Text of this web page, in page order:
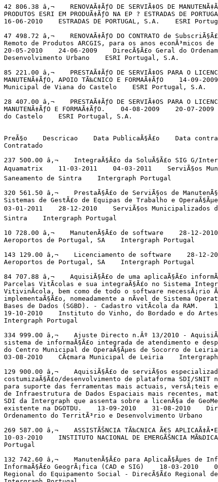
42 806.38 â‚¬    RENOVAÃ‡ÃƒO DE SERVIÃ‡OS DE
PRODUTOS ESRI EM PRODUÃ‡ÃƒO NA EP ? ESTRADAS DE
16-06-2010    ESTRADAS DE PORTUGAL, S.A.    ESRI
47 498.72 â‚¬    RENOVAÃ‡ÃƒO DO CONTRATO de
Remoto de Produtos ARCGIS, para os anos
20-05-2010    24-06-2009    DirecÃ§Ã£o Geral do
Desenvolvimento Urbano    ESRI Portugal, S.A.
85 221.00 â‚¬    PRESTAÃ‡ÃƒO DE SERVIÃ‡OS PARA O
MANUTENÃ‡ÃƒO, APOIO TÃ‰CNICO E FORMAÃ‡ÃƒO    14-
Municipal de Viana do Castelo    ESRI Portugal, S.A.
28 407.00 â‚¬    PRESTAÃ‡ÃƒO DE SERVIÃ‡OS PARA O
MANUTENÃ‡ÃƒO E FORMAÃ‡ÃƒO.    04-08-2009    20-07-
do Castelo    ESRI Portugal, S.A.
PreÃ§o    Descricao    Data PublicaÃ§Ã£o    Data
Contratado
237 500.00 â‚¬    IntegraÃ§Ã£o da SoluÃ§Ã£o SIG G/
Aquamatrix    11-03-2011    04-03-2011    ServiÃ§os
Saneamento de Sintra    Intergraph Portugal
320 561.50 â‚¬    PrestaÃ§Ã£o de ServiÃ§os de
Sistemas de GestÃ£o de Equipas de Trabalho e
03-01-2011    28-12-2010    ServiÃ§os Municipalizados
Sintra    Intergraph Portugal
10 728.00 â‚¬    ManutenÃ§Ã£o de software    28-12-
Aeroportos de Portugal, SA    Intergraph Portugal
143 129.00 â‚¬    Licenciamento de software    28-12-
Aeroportos de Portugal, SA    Intergraph Portugal
84 707.88 â‚¬    AquisiÃ§Ã£o de uma aplicaÃ§Ã£o
Parcelas VitÃ­colas e sua integraÃ§Ã£o no Sistema
VitivinÃ­cola, bem como de todo o software necessÃ¡rio
implementaÃ§Ã£o, nomeadamente a nÃ­vel de Sistema
Bases de Dados (SGBD). - Cadastro vitÃ­cola da RAM.
19-10-2010    Instituto do Vinho, do Bordado e do
Intergraph Portugal
334 999.00 â‚¬    Ajuste Directo n.Âº 13/2010 -
sistema de informaÃ§Ã£o integrada de atendimento e
do Centro Municipal de OperaÃ§Ãµes de Socorro de
03-08-2010    CÃ¢mara Municipal de Leiria
129 900.00 â‚¬    AquisiÃ§Ã£o de serviÃ§os
costumizaÃ§Ã£o/desenvolvimento de plataforma SDI/SNIT
para suporte das ferramentas mais actuais,
de Infraestrutura de Dados Espaciais mais recentes,
SDI da Intergraph que assenta sobre a licenÃ§a de
existente na DGOTDU.    13-09-2010    31-08-2010
Ordenamento do TerritÃ³rio e Desenvolvimento Urbano
269 587.00 â‚¬    ASSISTÃŠNCIA TÃ‰CNICA Ã€S
10-03-2010    INSTITUTO NACIONAL DE EMERGÃŠNCIA
Portugal
132 742.60 â‚¬    ManutenÃ§Ã£o para AplicaÃ§Ãµes de
InformaÃ§Ã£o GeogrÃ¡fica (CAD e SIG)    18-03-2010
Regional do Equipamento Social - DirecÃ§Ã£o